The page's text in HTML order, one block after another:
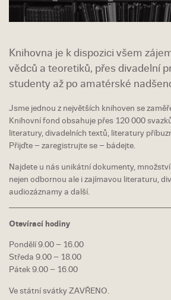
Knihovna je k dispozici všem
vědců a teoretiků, přes divadelní
studenty až po amatérské
Jsme jednou z největších knihoven se
Knihovní fond obsahuje přes 120 000
literatury, divadelních textů, literatury
Přijďte – zaregistrujte se – bádejte.
Najdete u nás unikátní dokumenty,
nejen odbornou ale i zajímavou literaturu,
audiozáznamy a další.
Otevírací hodiny
Pondělí 9.00 – 16.00
Středa 9.00 – 18.00
Pátek 9.00 – 16.00
Ve státní svátky ZAVŘENO.